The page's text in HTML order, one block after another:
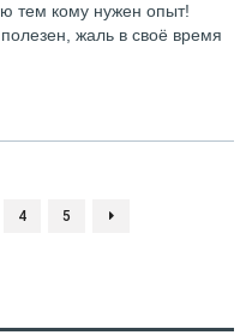
тем кому нужен опыт!
жаль в своё время
4 5